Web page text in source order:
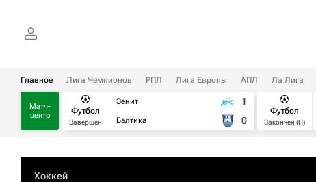
Главное Лига Чемпионов РПЛ Лига Европы АПЛ Ла Лига
Матч-
центр
Футбол
Завершен
Зенит
Балтика
1
0
Футбол
Закончен (П)
Хоккей